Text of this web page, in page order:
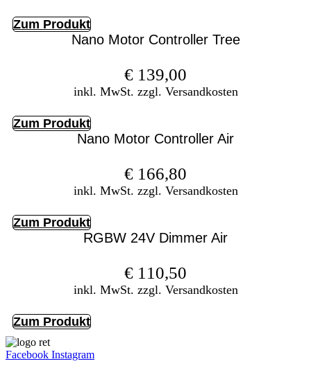
Zum Produkt
Nano Motor Controller Tree
€ 139,00
inkl. MwSt. zzgl. Versandkosten
Zum Produkt
Nano Motor Controller Air
€ 166,80
inkl. MwSt. zzgl. Versandkosten
Zum Produkt
RGBW 24V Dimmer Air
€ 110,50
inkl. MwSt. zzgl. Versandkosten
Zum Produkt
Facebook Instagram